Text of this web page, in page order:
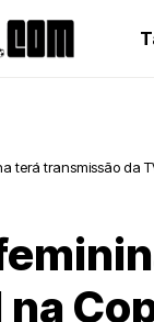
terá transmissão da